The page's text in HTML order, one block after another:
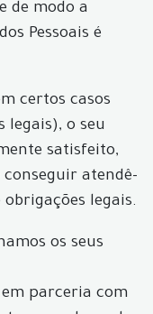
de modo a
Pessoais é
certos casos
legais), o seu
satisfeito,
atendê-
legais.
os seus
parceria com